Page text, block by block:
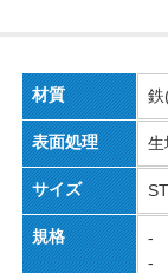
材質 鉄
表面処理 生
サイズ
規格
-
-